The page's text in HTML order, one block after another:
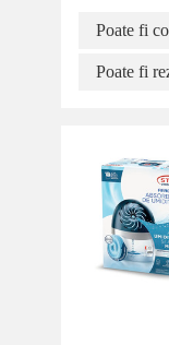
Poate fi
Poate fi